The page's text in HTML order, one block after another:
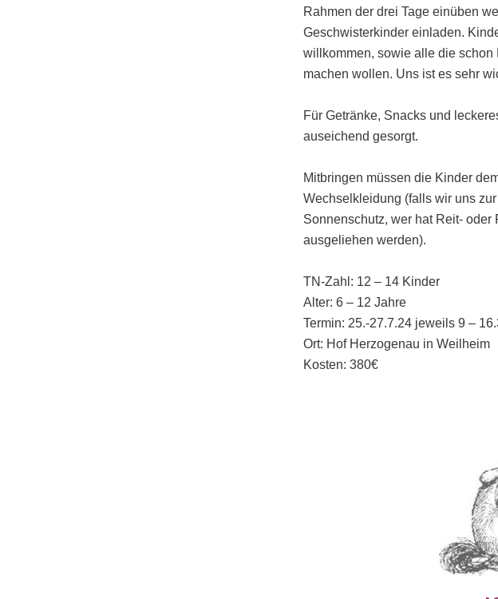
Rahmen der drei Tage einüben
Geschwisterkinder einladen.
willkommen, sowie alle die
machen wollen. Uns ist es sehr
Für Getränke, Snacks und
auseichend gesorgt.
Mitbringen müssen die Kinder
Wechselkleidung (falls wir uns
Sonnenschutz, wer hat Reit-
ausgeliehen werden).
TN-Zahl: 12 – 14 Kinder
Alter: 6 – 12 Jahre
Termin: 25.-27.7.24 jeweils 9 –
Ort: Hof Herzogenau in Weilheim
Kosten: 380€